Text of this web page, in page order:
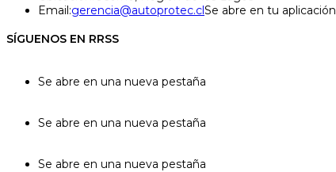
Email:gerencia@autoprotec.clSe abre en tu aplicación
SÍGUENOS EN RRSS
Se abre en una nueva pestaña
Se abre en una nueva pestaña
Se abre en una nueva pestaña